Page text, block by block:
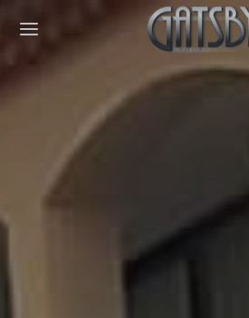
Cookies management panel